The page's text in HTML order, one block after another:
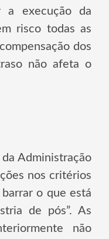
a execução da
risco todas as
dos
não afeta o
Administração
nos critérios
o que está
de pós”. As
não